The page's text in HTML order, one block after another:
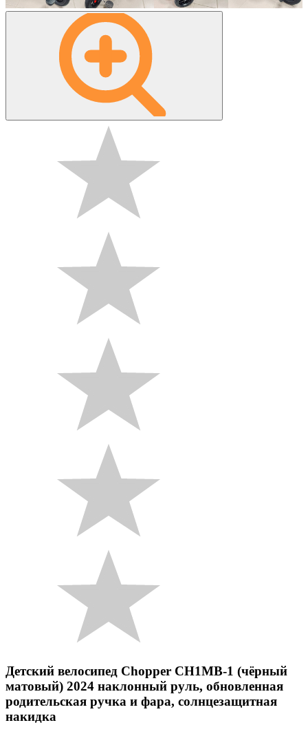
Детский велосипед Chopper CH1MB-1 (чёрный
матовый) 2024 наклонный руль, обновленная
родительская ручка и фара, солнцезащитная
накидка